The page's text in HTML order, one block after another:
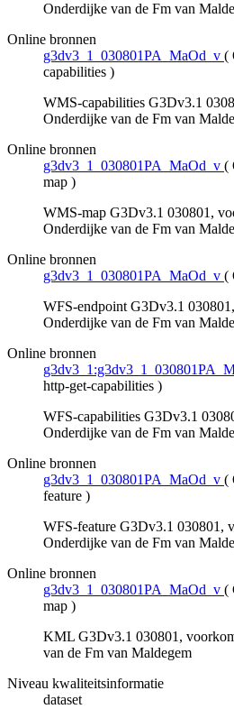
Onderdijke van de Fm van
Online bronnen
g3dv3_1_030801PA_MaOd_v (
capabilities )
WMS-capabilities G3Dv3.1
Onderdijke van de Fm van
Online bronnen
g3dv3_1_030801PA_MaOd_v (
map )
WMS-map G3Dv3.1 030801,
Onderdijke van de Fm van
Online bronnen
g3dv3_1_030801PA_MaOd_v (
WFS-endpoint G3Dv3.1
Onderdijke van de Fm van
Online bronnen
http-get-capabilities )
WFS-capabilities G3Dv3.1
Onderdijke van de Fm van
Online bronnen
g3dv3_1_030801PA_MaOd_v (
feature )
WFS-feature G3Dv3.1 030801,
Onderdijke van de Fm van
Online bronnen
g3dv3_1_030801PA_MaOd_v (
map )
KML G3Dv3.1 030801,
van de Fm van Maldegem
Niveau kwaliteitsinformatie
dataset